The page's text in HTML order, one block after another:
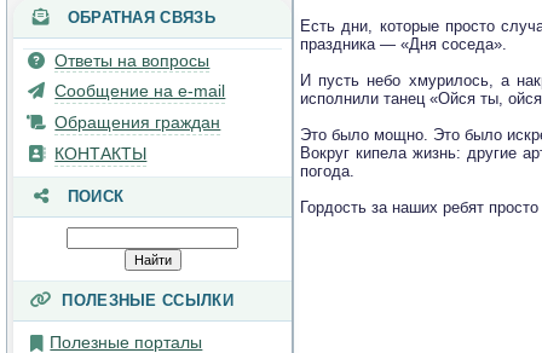
Основные сведения
Структура и органы
управления
образовательной
организацией
Документы
Образование
Руководство
Педагогический состав
ОБРАТНАЯ СВЯЗЬ
Ответы на вопросы
Сообщение на e-mail
Обращения граждан
КОНТАКТЫ
ПОИСК
ПОЛЕЗНЫЕ ССЫЛКИ
Полезные порталы
Есть дни, которые просто
праздника — «Дня соседа».
И пусть небо хмурилось, а
исполнили танец «Ойся ты,
Это было мощно. Это было
Вокруг кипела жизнь: другие
погода.
Гордость за наших ребят